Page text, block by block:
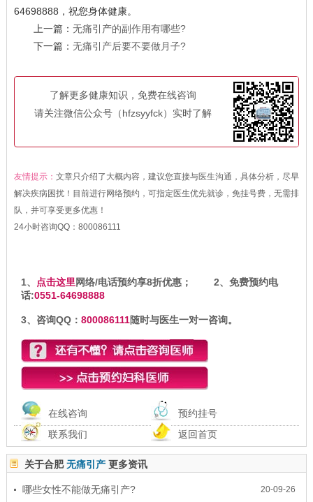
64698888，祝您身体健康。
上一篇： 无痛引产的副作用有哪些?
下一篇： 无痛引产后要不要做月子?
了解更多健康知识，免费在线咨询
请关注微信公众号（hfzsyyfck）实时了解
友情提示： 文章只介绍了大概内容，建议您直接与医生沟通，具体分析，尽早
解决疾病困扰！目前进行网络预约，可指定医生优先就诊，免挂号费，无需排
队，并可享受更多优惠！
24小时咨询QQ： 800086111
1、 点击这里网络/电话预约享8折优惠； 2、免费预约电
话:0551-64698888
3、咨询QQ： 800086111随时与医生一对一咨询。
在线咨询
预约挂号
联系我们
返回首页
关于合肥无痛引产更多资讯
20-09-26
哪些女性不能做无痛引产?